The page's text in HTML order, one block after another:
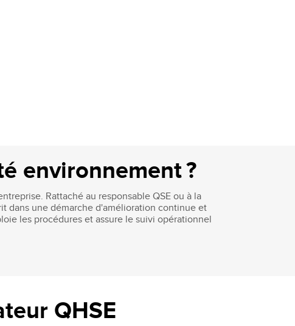
environnement ?
Rattaché au responsable QSE ou à la
dans une démarche d'amélioration continue et
les procédures et assure le suivi opérationnel
QHSE